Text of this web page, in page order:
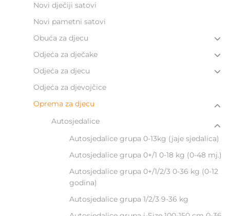
Novi dječiji satovi
Novi pametni satovi
Obuća za djecu
Odjeća za dječake
Odjeća za djecu
Odjeća za djevojčice
Oprema za djecu
Autosjedalice
Autosjedalice grupa 0-13kg (jaje sjedalica)
Autosjedalice grupa 0+/1 0-18 kg (0-48 mj.)
Autosjedalice grupa 0+/1/2/3 0-36 kg (0-12
godina)
Autosjedalice grupa 1/2/3 9-36 kg